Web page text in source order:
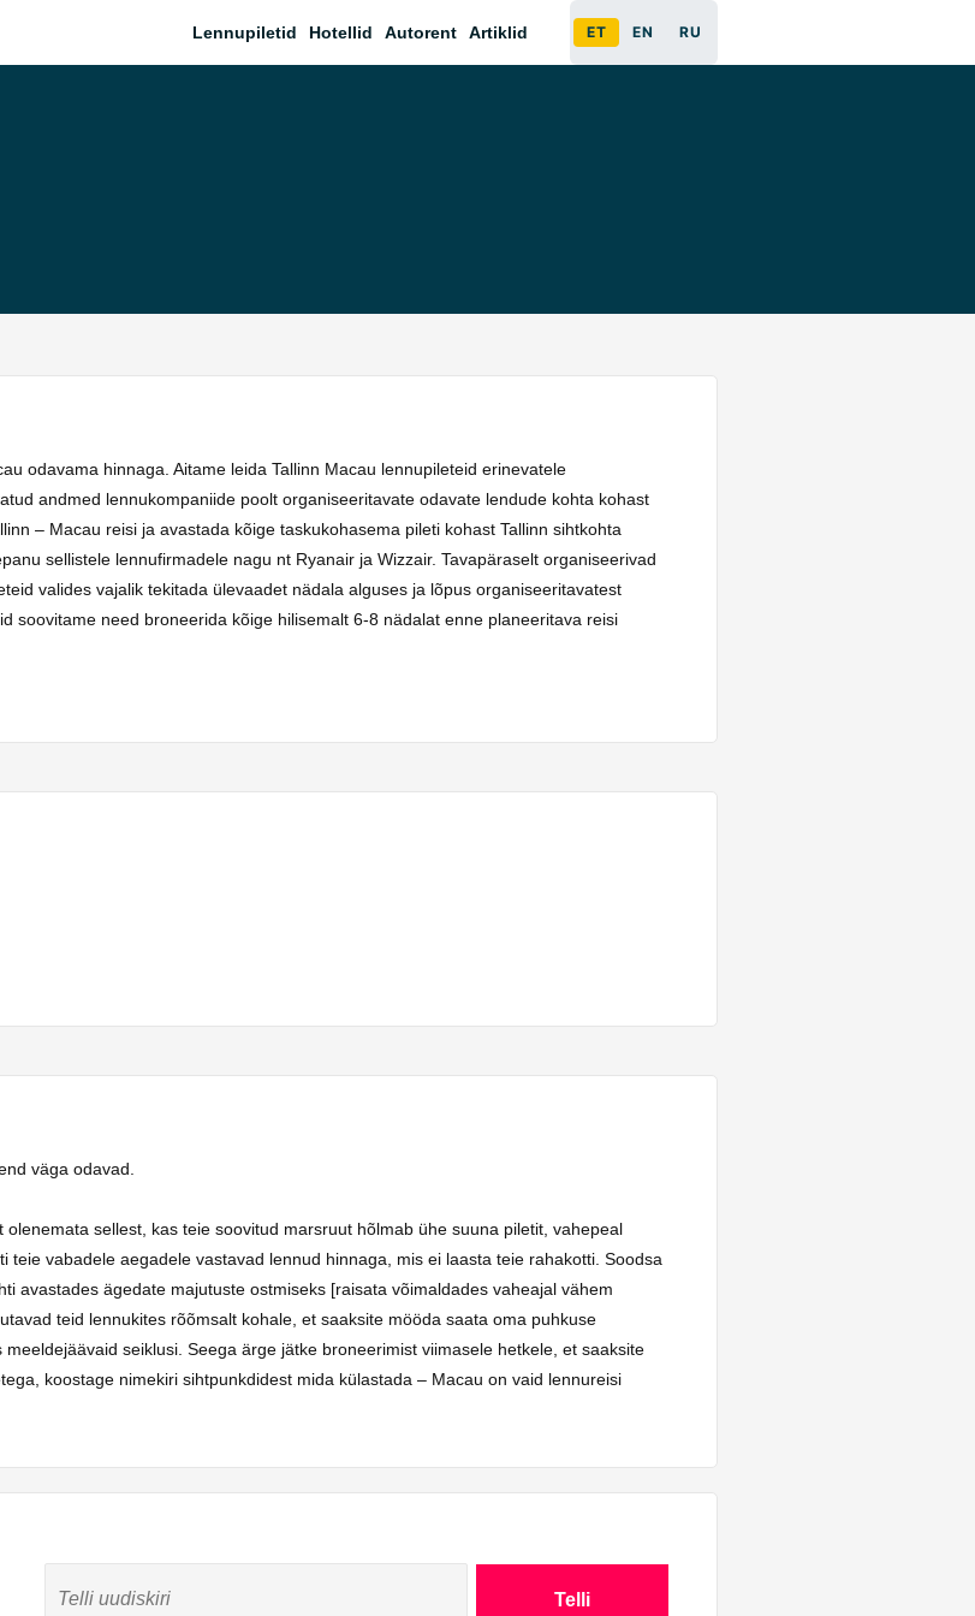
Lennupiletid Hotellid Autorent Artiklid ET EN RU
odavama hinnaga. Aitame leida Tallinn Macau lennupileteid erinevatele
andmed lennukompaniide poolt organiseeritavate odavate lendude kohta kohast
– Macau reisi ja avastada kõige taskukohasema pileti kohast Tallinn sihtkohta
sellistele lennufirmadele nagu nt Ryanair ja Wizzair. Tavapäraselt organiseerivad
valides vajalik tekitada ülevaadet nädala alguses ja lõpus organiseeritavatest
soovitame need broneerida kõige hilisemalt 6-8 nädalat enne planeeritava reisi
väga odavad.
sellest, kas teie soovitud marsruut hõlmab ühe suuna piletit, vahepeal
vabadele aegadele vastavad lennud hinnaga, mis ei laasta teie rahakotti. Soodsa
avastades ägedate majutuste ostmiseks [raisata võimaldades vaheajal vähem
teid lennukites rõõmsalt kohale, et saaksite mööda saata oma puhkuse
seiklusi. Seega ärge jätke broneerimist viimasele hetkele, et saaksite
koostage nimekiri sihtpunkdidest mida külastada – Macau on vaid lennureisi
Telli